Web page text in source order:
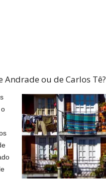
ou de Carlos Tê?